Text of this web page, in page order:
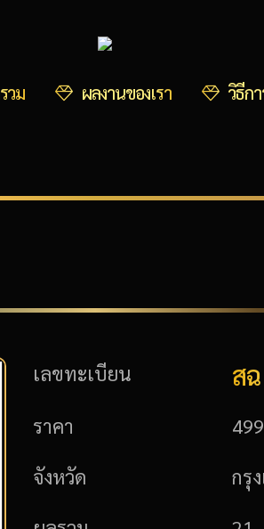
วม ผลงานของเรา วิธีก
เลขทะเบียน ส
ราคา
จังหวัด กรุ